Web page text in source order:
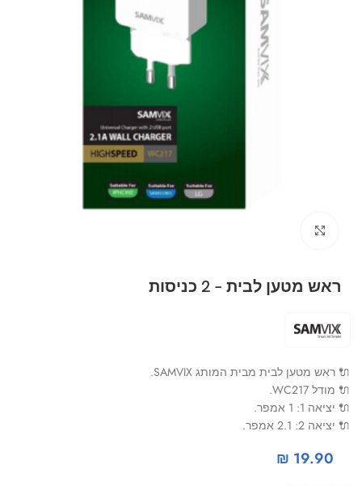
ראש מטען לבית – 2 כניסות
🔌 ראש מטען לבית מבית המותג SAMVIX.
🔌 מודל WC217.
🔌 יציאה 1: 1 אמפר.
🔌 יציאה 2: 2.1 אמפר.
₪ 19.90